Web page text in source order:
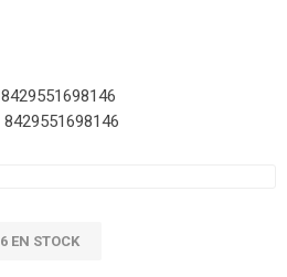
8429551698146
8429551698146
6 EN STOCK